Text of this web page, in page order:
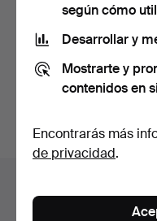
También puedes
subastas concluidas.
en
Contacta con el servicio
según cómo
Desarrollar y
Mostrarte y
contenidos en
Encontrarás más
de privacidad.